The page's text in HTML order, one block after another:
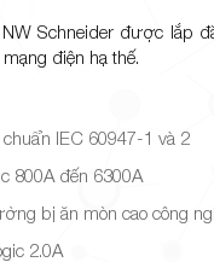
Schneider được lắp
điện hạ thế.
IEC 60947-1 và 2
800A đến 6300A
bị ăn mòn cao công
2.0A